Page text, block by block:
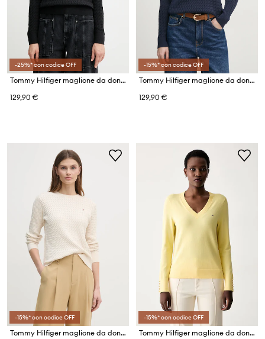
-25%* con codice OFF
Tommy Hilfiger maglione da donna in cotone
129,90 €
-15%* con codice OFF
Tommy Hilfiger maglione da donna in cotone
129,90 €
-15%* con codice OFF
Tommy Hilfiger maglione da donna in cotone
-15%* con codice OFF
Tommy Hilfiger maglione da donna con cotone